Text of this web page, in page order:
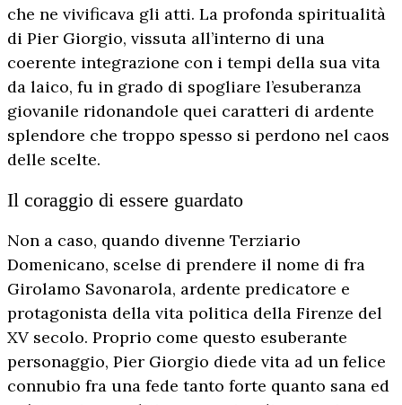
che ne vivificava gli atti. La profonda spiritualità
di Pier Giorgio, vissuta all’interno di una
coerente integrazione con i tempi della sua vita
da laico, fu in grado di spogliare l’esuberanza
giovanile ridonandole quei caratteri di ardente
splendore che troppo spesso si perdono nel caos
delle scelte.
Il coraggio di essere guardato
Non a caso, quando divenne Terziario
Domenicano, scelse di prendere il nome di fra
Girolamo Savonarola, ardente predicatore e
protagonista della vita politica della Firenze del
XV secolo. Proprio come questo esuberante
personaggio, Pier Giorgio diede vita ad un felice
connubio fra una fede tanto forte quanto sana ed